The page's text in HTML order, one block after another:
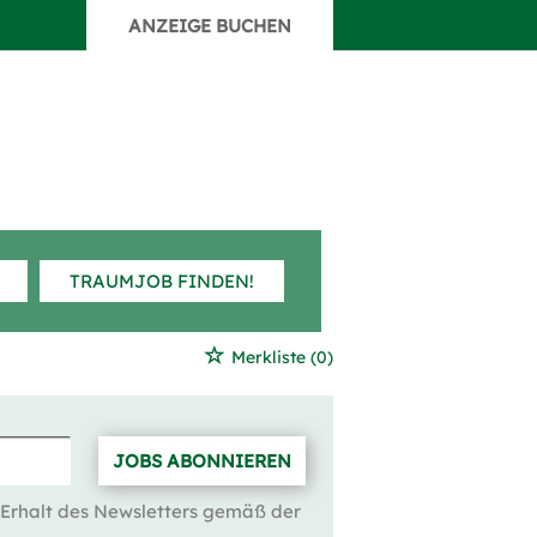
ANZEIGE BUCHEN
TRAUMJOB FINDEN!
Merkliste (0)
JOBS ABONNIEREN
des Newsletters gemäß der